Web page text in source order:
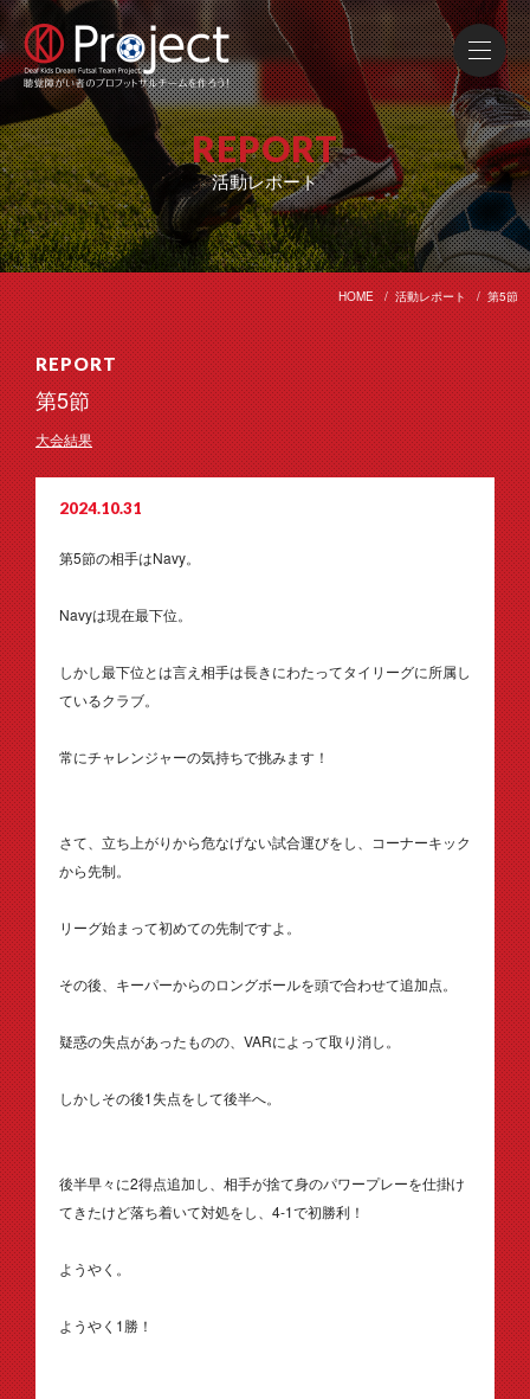
REPORT
活動レポート
HOME 活動レポート 第5節
REPORT
第5節
大会結果
2024.10.31
第5節の相手はNavy。
Navyは現在最下位。
しかし最下位とは言え相手は長きにわたってタイリーグに所属し
ているクラブ。
常にチャレンジャーの気持ちで挑みます！
さて、立ち上がりから危なげない試合運びをし、コーナーキック
から先制。
リーグ始まって初めての先制ですよ。
その後、キーパーからのロングボールを頭で合わせて追加点。
疑惑の失点があったものの、VARによって取り消し。
しかしその後1失点をして後半へ。
後半早々に2得点追加し、相手が捨て身のパワープレーを仕掛け
てきたけど落ち着いて対処をし、4‐1で初勝利！
ようやく。
ようやく1勝！